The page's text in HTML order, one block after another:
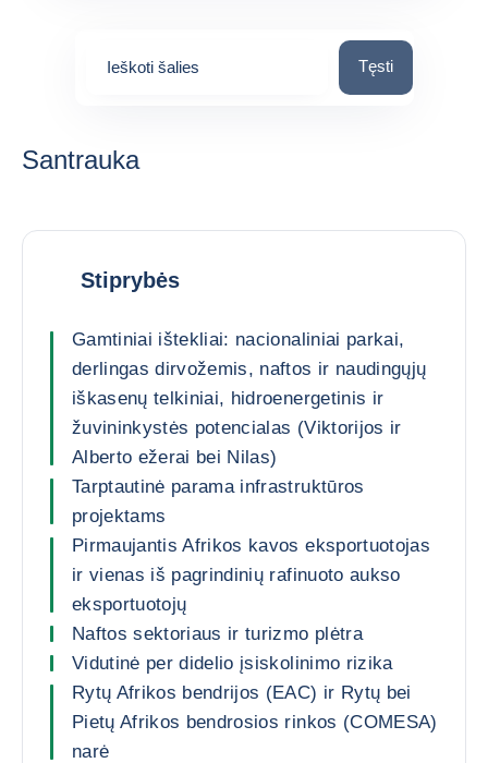
Ieškoti šalies Ieškoti šalies
Tęsti
Santrauka
Stiprybės
Gamtiniai ištekliai: nacionaliniai parkai,
derlingas dirvožemis, naftos ir naudingųjų
iškasenų telkiniai, hidroenergetinis ir
žuvininkystės potencialas (Viktorijos ir
Alberto ežerai bei Nilas)
Tarptautinė parama infrastruktūros
projektams
Pirmaujantis Afrikos kavos eksportuotojas
ir vienas iš pagrindinių rafinuoto aukso
eksportuotojų
Naftos sektoriaus ir turizmo plėtra
Vidutinė per didelio įsiskolinimo rizika
Rytų Afrikos bendrijos (EAC) ir Rytų bei
Pietų Afrikos bendrosios rinkos (COMESA)
narė